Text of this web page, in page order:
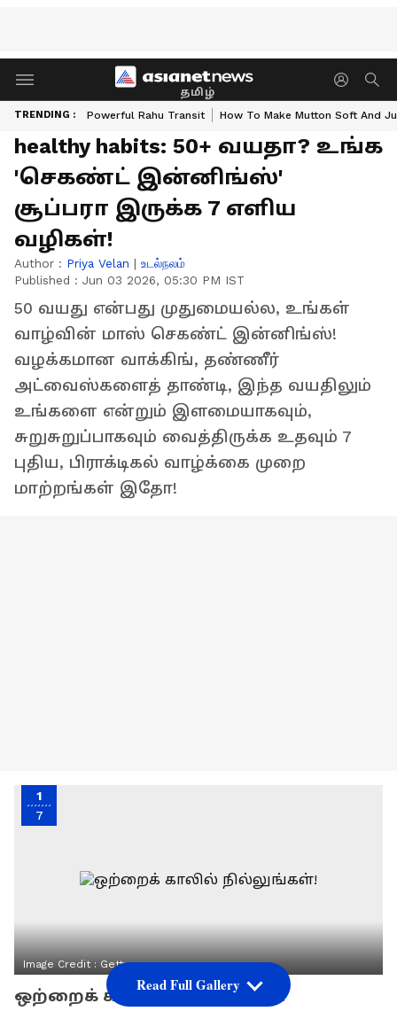
தமிழ்
TRENDING : Powerful Rahu Transit How To Make Mutton Soft And
healthy habits: 50+ வயதா? உங்க
'செகண்ட் இன்னிங்ஸ்'
சூப்பரா இருக்க 7 எளிய
வழிகள்!
Author : Priya Velan | உடல்நலம்
Published : Jun 03 2026, 05:30 PM IST
50 வயது என்பது முதுமையல்ல, உங்கள்
வாழ்வின் மாஸ் செகண்ட் இன்னிங்ஸ்!
வழக்கமான வாக்கிங், தண்ணீர்
அட்வைஸ்களைத் தாண்டி, இந்த வயதிலும்
உங்களை என்றும் இளமையாகவும்,
சுறுசுறுப்பாகவும் வைத்திருக்க உதவும் 7
புதிய, பிராக்டிகல் வாழ்க்கை முறை
மாற்றங்கள் இதோ!
1
7
Image Credit : Getty
ஒற்றைக் காலில் நில்லுங்கள்!
Read Full Gallery